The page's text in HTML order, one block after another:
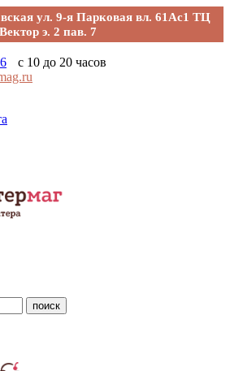
ул. 9-я Парковая вл. 61Ас1 ТЦ
Вектор э. 2 пав. 7
с 10 до 20 часов
поиск